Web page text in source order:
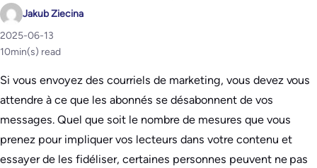
Jakub Ziecina
2025-06-13
10min(s) read
Si vous envoyez des courriels de marketing, vous devez vous
attendre à ce que les abonnés se désabonnent de vos
messages. Quel que soit le nombre de mesures que vous
prenez pour impliquer vos lecteurs dans votre contenu et
essayer de les fidéliser, certaines personnes peuvent ne pas